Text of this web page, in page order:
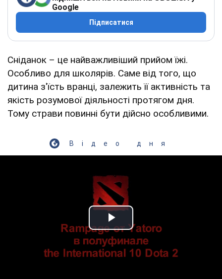
Google
Підписатися
Сніданок – це найважливіший прийом їжі.
Особливо для школярів. Саме від того, що
дитина з'їсть вранці, залежить її активність та
якість розумової діяльності протягом дня.
Тому страви повинні бути дійсно особливими.
Відео дня
Play Video